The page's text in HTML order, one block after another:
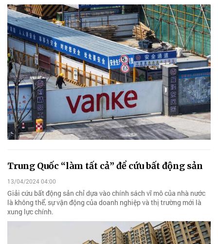
Trung Quốc “làm tất cả” để cứu bất động sản
13/04/2024 04:00
Giải cứu bất động sản chỉ dựa vào chính sách vĩ mô của nhà nước
là không thể, sự vận động của doanh nghiệp và thị trường mới là
xung lực chính.